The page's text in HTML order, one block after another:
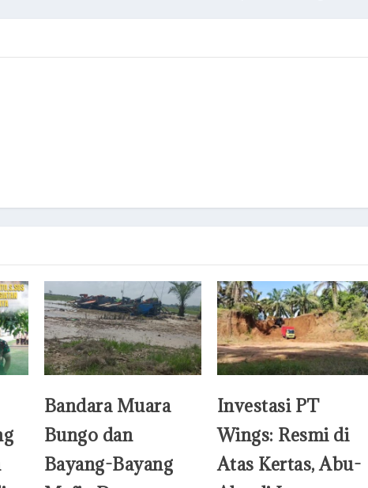
Bandara Muara
Bungo dan
Bayang-Bayang
Investasi PT
Wings: Resmi di
Atas Kertas, Abu-